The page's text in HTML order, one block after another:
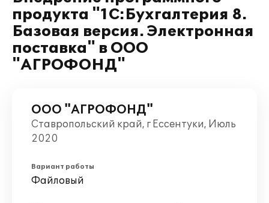
продукта "1С:Бухгалтерия 8.
Базовая версия. Электронная
поставка" в ООО
"АГРОФОНД"
ООО "АГРОФОНД"
Ставропольский край, г Ессентуки, Июль
2020
Вариант работы
Файловый